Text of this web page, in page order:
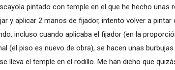
pintado con temple en el que he hecho unas
y aplicar 2 manos de fijador, intento volver a pintar
incluso cuando aplicaba el fijador (en la
(el piso es nuevo de obra), se hacen unas
lleva el temple en el rodillo. Me han dicho que